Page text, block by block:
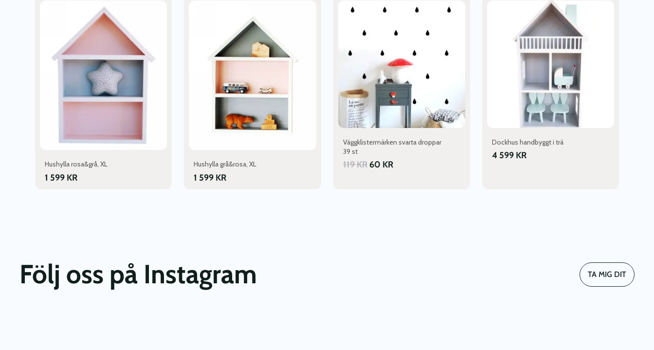
Hushylla rosa&grå, XL
1 599 KR
Hushylla grå&rosa, XL
1 599 KR
Väggklistermärken svarta droppar
39 st
119KR 60 KR
Dockhus handbyggt i trä
4 599 KR
Följ oss på Instagram TA MIG DIT